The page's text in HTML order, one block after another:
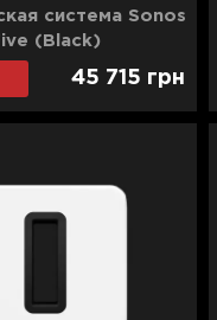
система Sonos
(Black)
45 715 грн